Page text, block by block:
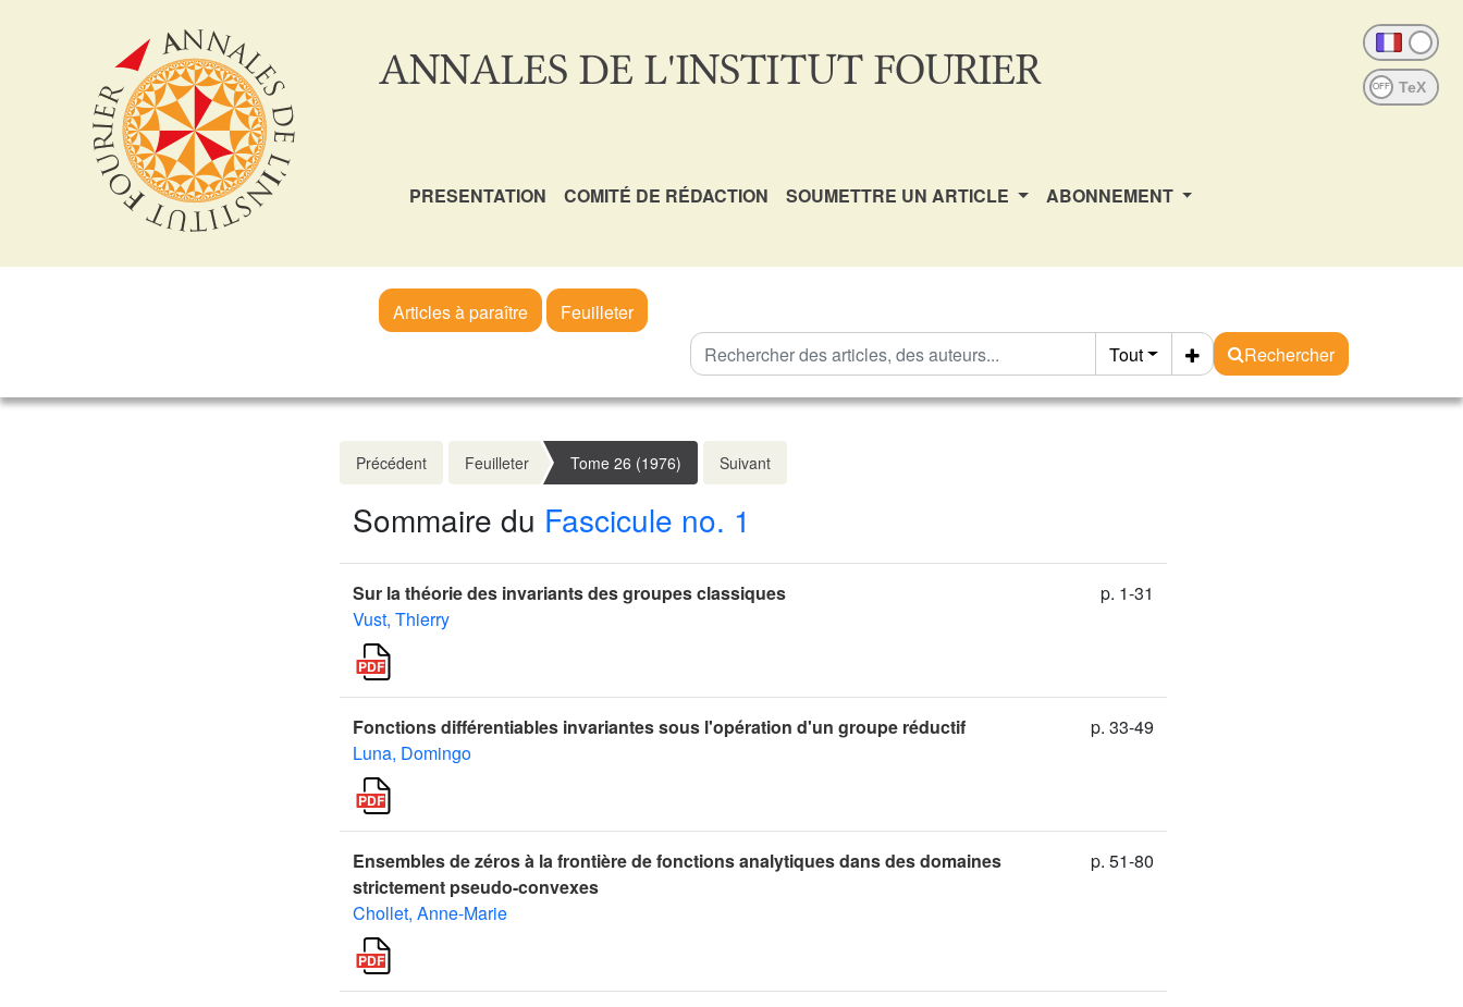
ANNALES DE L'INSTITUT FOURIER OFF
PRESENTATION COMITÉ DE RÉDACTION SOUMETTRE UN ARTICLE ABONNEMENT
Articles à paraître
Feuilleter
Tout
Rechercher
Précédent Feuilleter Tome 26 (1976) Suivant
Sommaire du Fascicule no. 1
Sur la théorie des invariants des groupes classiques
Vust, Thierry
p. 1-31
Fonctions différentiables invariantes sous l'opération d'un groupe réductif
Luna, Domingo
p. 33-49
Ensembles de zéros à la frontière de fonctions analytiques dans des domaines
strictement pseudo-convexes
Chollet, Anne-Marie
p. 51-80